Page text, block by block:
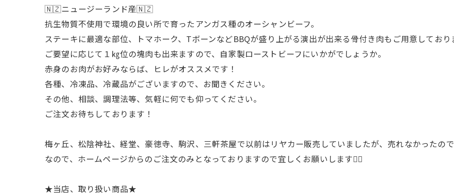
🇳🇿ニュージーランド産🇳🇿
抗生物質不使用で環境の良い所で育ったアンガス種のオーシャンビーフ。
ステーキに最適な部位、トマホーク、TボーンなどBBQが盛り上がる演出が出来る骨付き肉もご用意しており
ご要望に応じて１㎏位の塊肉も出来ますので、自家製ローストビーフにいかがでしょうか。
赤身のお肉がお好みならば、ヒレがオススメです！
各種、冷凍品、冷蔵品がございますので、お聞きください。
その他、相談、調理法等、気軽に何でも仰ってください。
ご注文お待ちしております！
梅ヶ丘、松陰神社、経堂、豪徳寺、駒沢、三軒茶屋で以前はリヤカー販売していましたが、売れなかったの
なので、ホームページからのご注文のみとなっておりますので宜しくお願いします🙇‍♂
★当店、取り扱い商品★